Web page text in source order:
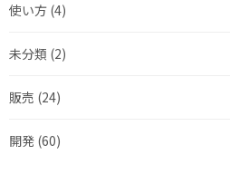
使い方 (4)
未分類 (2)
販売 (24)
開発 (60)